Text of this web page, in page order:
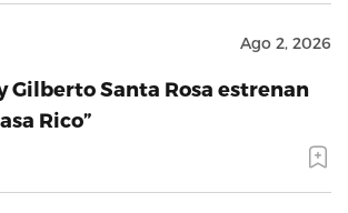
Ago 2, 2026
Gilberto Santa Rosa estrenan
Rico”